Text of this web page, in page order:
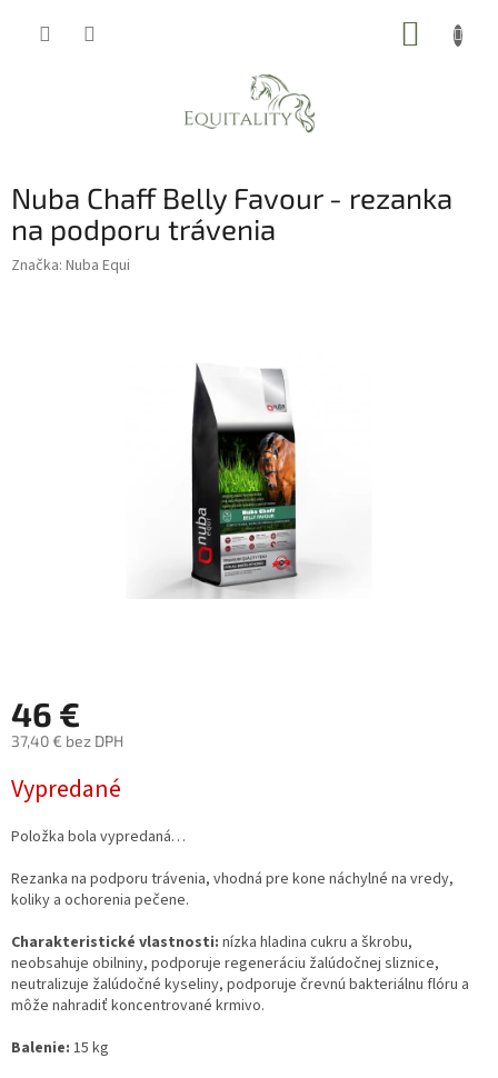
Nuba Chaff Belly Favour - rezanka
na podporu trávenia
Značka: Nuba Equi
46 €
37,40 € bez DPH
cena:
Vypredané
Položka bola vypredaná…
Rezanka na podporu trávenia, vhodná pre kone náchylné na vredy,
koliky a ochorenia pečene.
Charakteristické vlastnosti: nízka hladina cukru a škrobu,
neobsahuje obilniny, podporuje regeneráciu žalúdočnej sliznice,
neutralizuje žalúdočné kyseliny, podporuje črevnú bakteriálnu flóru a
môže nahradiť koncentrované krmivo.
Balenie: 15 kg